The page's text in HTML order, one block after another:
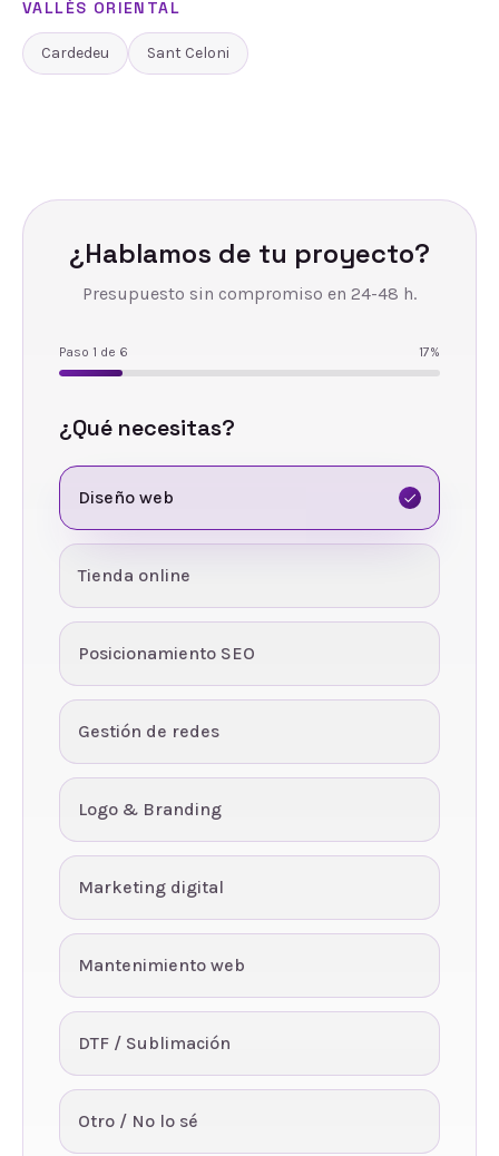
VALLÈS ORIENTAL
Cardedeu Sant Celoni
¿Hablamos de tu proyecto?
Presupuesto sin compromiso en 24-48 h.
Paso 1 de 6 17%
¿Qué necesitas?
Diseño web
Tienda online
Posicionamiento SEO
Gestión de redes
Logo & Branding
Marketing digital
Mantenimiento web
DTF / Sublimación
Otro / No lo sé